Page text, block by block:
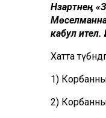
Нәзарәтнең
кабул ителә.
Хатта
1)
2)